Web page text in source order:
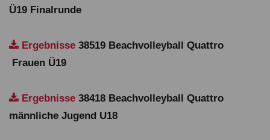
Ü19 Finalrunde
Ergebnisse 38519 Beachvolleyball Quattro
Frauen Ü19
Ergebnisse 38418 Beachvolleyball Quattro
männliche Jugend U18